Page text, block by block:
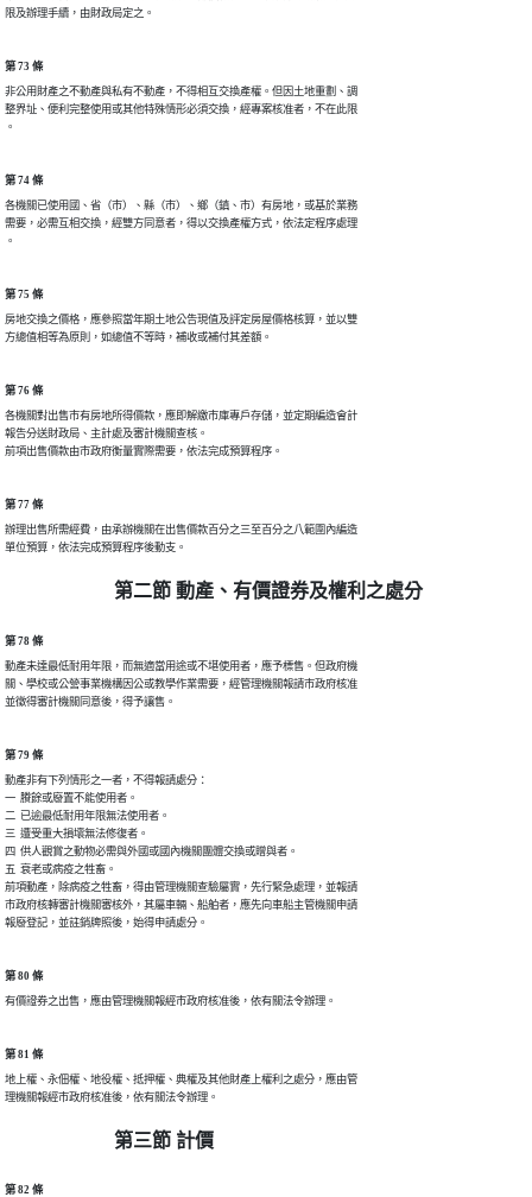
限及辦理手續，由財政局定之。
第 73 條
非公用財產之不動產與私有不動產，不得相互交換產權。但因土地重劃、調
整界址、便利完整使用或其他特殊情形必須交換，經專案核准者，不在此限
。
第 74 條
各機關已使用國、省（市）、縣（市）、鄉（鎮、市）有房地，或基於業務
需要，必需互相交換，經雙方同意者，得以交換產權方式，依法定程序處理
。
第 75 條
房地交換之價格，應參照當年期土地公告現值及評定房屋價格核算，並以雙
方總值相等為原則，如總值不等時，補收或補付其差額。
第 76 條
各機關對出售市有房地所得價款，應即解繳市庫專戶存儲，並定期編造會計
報告分送財政局、主計處及審計機關查核。
前項出售價款由市政府衡量實際需要，依法完成預算程序。
第 77 條
辦理出售所需經費，由承辦機關在出售價款百分之三至百分之八範圍內編造
單位預算，依法完成預算程序後動支。
第二節 動產、有價證券及權利之處分
第 78 條
動產未達最低耐用年限，而無適當用途或不堪使用者，應予標售。但政府機
關、學校或公營事業機構因公或教學作業需要，經管理機關報請市政府核准
並徵得審計機關同意後，得予讓售。
第 79 條
動產非有下列情形之一者，不得報請處分：
一  賸餘或廢置不能使用者。
二  已逾最低耐用年限無法使用者。
三  遭受重大損壞無法修復者。
四  供人觀賞之動物必需與外國或國內機關團體交換或贈與者。
五  衰老或病疫之牲畜。
前項動產，除病疫之牲畜，得由管理機關查驗屬實，先行緊急處理，並報請
市政府核轉審計機關審核外，其屬車輛、船舶者，應先向車船主管機關申請
報廢登記，並註銷牌照後，始得申請處分。
第 80 條
有價證券之出售，應由管理機關報經市政府核准後，依有關法令辦理。
第 81 條
地上權、永佃權、地役權、抵押權、典權及其他財產上權利之處分，應由管
理機關報經市政府核准後，依有關法令辦理。
第三節 計價
第 82 條